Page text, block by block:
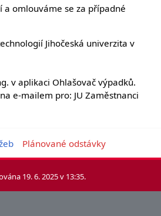
a omlouváme se za případné
Jihočeská univerzita v
v aplikaci Ohlašovač výpadků.
e-mailem pro: JU Zaměstnanci
Plánované odstávky
19. 6. 2025 v 13:35.